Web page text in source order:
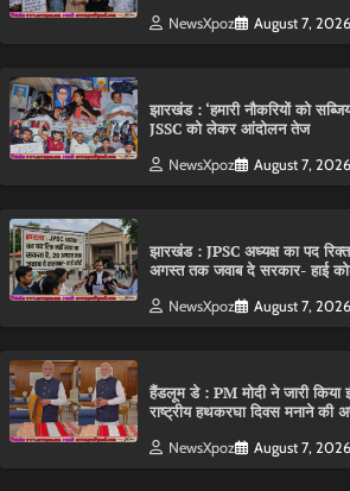
NewsXpoz August 7, 2026
झारखंड : ‘हमारी नौकरियों को
JSSC को लेकर आंदोलन तेज
NewsXpoz August 7, 2026
झारखंड : JPSC अध्यक्ष का पद
अगस्त तक जवाब दे सरकार- हाई
NewsXpoz August 7, 2026
हैंडलूम डे : PM मोदी ने जारी किया
राष्ट्रीय हथकरघा दिवस मनाने की
NewsXpoz August 7, 2026